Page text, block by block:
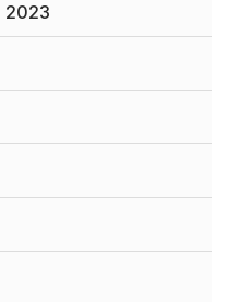
2023